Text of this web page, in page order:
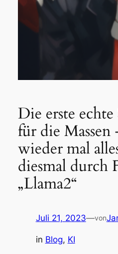
Die erste
für die
wieder mal
diesmal durch
„Llama2“
Juli 21, 2023—von
in Blog, KI